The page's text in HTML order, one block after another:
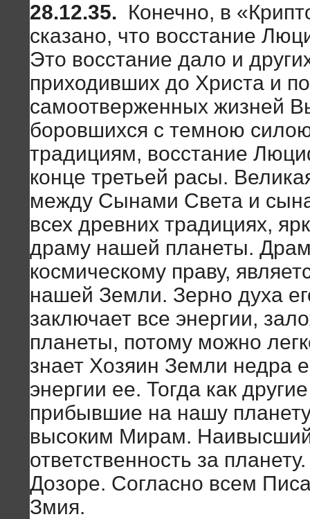
28.12.35. Конечно, в
сказано, что восстание
Это восстание дало и
приходивших до Христа и
самоотверженных жизней
боровшихся с темною
традициям, восстание
конце третьей расы.
между Сынами Света и
всех древних традициях,
драму нашей планеты.
космическому праву,
нашей Земли. Зерно духа
заключает все энергии,
планеты, потому можно
знает Хозяин Земли недра
энергии ее. Тогда как
прибывшие на нашу
высоким Мирам.
ответственность за
Дозоре. Согласно всем
Змия.